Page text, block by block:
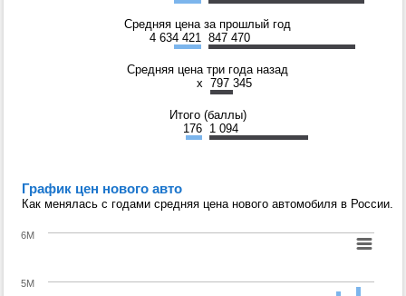
Средняя цена за прошлый год
4 634 421
847 470
Средняя цена три года назад
x 797 345
Итого (баллы)
176 1 094
График цен нового авто
Как менялась с годами средняя цена нового автомобиля в России.
5M
6M